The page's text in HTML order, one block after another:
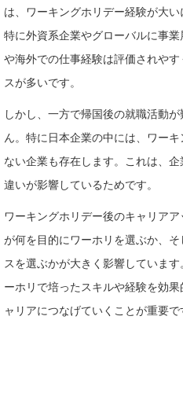
は、ワーキングホリデー経験が大い
特に外資系企業やグローバルに事
や海外での仕事経験は評価されや
スが多いです。
しかし、一方で帰国後の就職活動
ん。特に日本企業の中には、ワー
ない企業も存在します。これは、
違いが影響しているためです。
ワーキングホリデー後のキャリア
が何を目的にワーホリを選ぶか、
スを選ぶかが大きく影響していま
ーホリで培ったスキルや経験を効
ャリアにつなげていくことが重要で